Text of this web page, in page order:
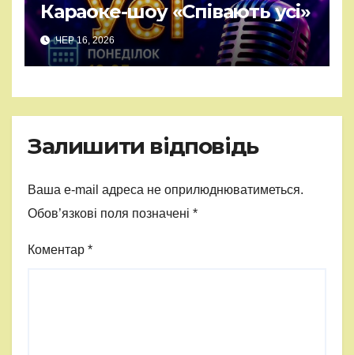
Караоке-шоу «Співають усі»
ЧЕР 16, 2026
Залишити відповідь
Ваша e-mail адреса не оприлюднюватиметься.
Обов’язкові поля позначені *
Коментар *